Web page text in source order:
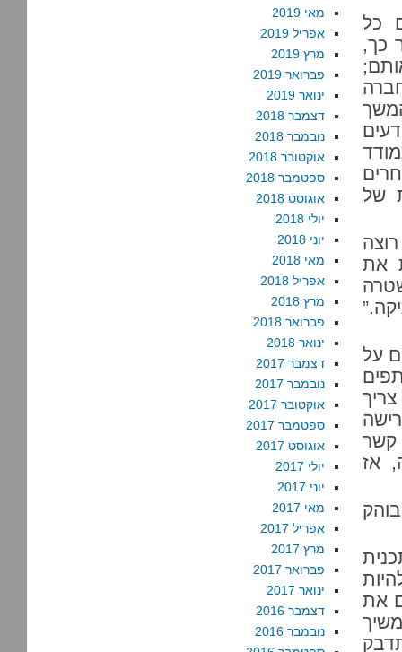
כל
כך,
של
את
על
קשר
אז
את
מאי 2019
אפריל 2019
מרץ 2019
פברואר 2019
ינואר 2019
דצמבר 2018
נובמבר 2018
אוקטובר 2018
ספטמבר 2018
אוגוסט 2018
יולי 2018
יוני 2018
מאי 2018
אפריל 2018
מרץ 2018
פברואר 2018
ינואר 2018
דצמבר 2017
נובמבר 2017
אוקטובר 2017
ספטמבר 2017
אוגוסט 2017
יולי 2017
יוני 2017
מאי 2017
אפריל 2017
מרץ 2017
פברואר 2017
ינואר 2017
דצמבר 2016
נובמבר 2016